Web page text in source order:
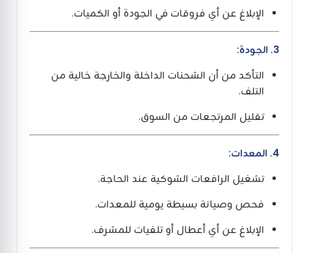
الإبلاغ عن أي فروقات في الجودة أو الكميات.
3. الجودة:
التأكد من أن الشحنات الداخلة والخارجة خالية من
التلف.
تقليل المرتجعات من السوق.
4. المعدات:
تشغيل الرافعات الشوكية عند الحاجة.
فحص وصيانة بسيطة يومية للمعدات.
الإبلاغ عن أي أعطال أو تلفيات للمشرف.